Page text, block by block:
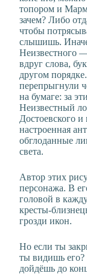
топором и
зачем? Либо
чтобы
слышишь.
Неизвестного
вдруг слова,
другом
перепрыгнули
на бумаге: за
Неизвестный
Достоевского
настроенная
обглоданные
света.
Автор этих
персонажа. В
головой в
кресты-
грозди икон.
Но если ты
ты видишь его?
дойдёшь до